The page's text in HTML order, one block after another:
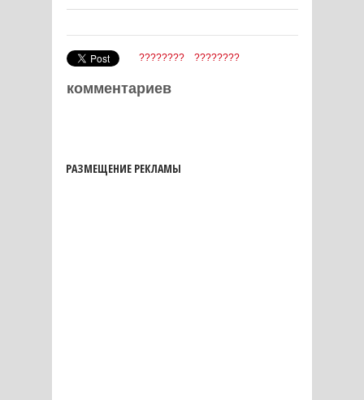
???????? ????????
комментариев
РАЗМЕЩЕНИЕ РЕКЛАМЫ